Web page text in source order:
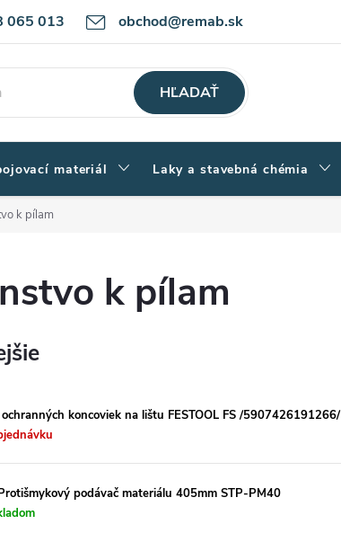
065 013 obchod@remab.sk
osobných údajov Ako nakupovať
HĽADAŤ
materiál Laky a stavebná chémia
k pílam
k pílam
koncoviek na lištu FESTOOL FS /5907426191266/
podávač materiálu 405mm STP-PM40